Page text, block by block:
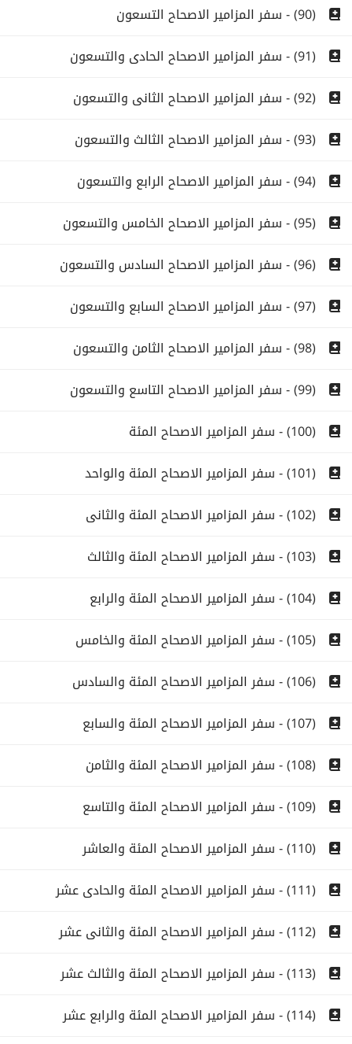
(90) - سفر المزامير الاصحاح التسعون
(91) - سفر المزامير الاصحاح الحادى والتسعون
(92) - سفر المزامير الاصحاح الثانى والتسعون
(93) - سفر المزامير الاصحاح الثالث والتسعون
(94) - سفر المزامير الاصحاح الرابع والتسعون
(95) - سفر المزامير الاصحاح الخامس والتسعون
(96) - سفر المزامير الاصحاح السادس والتسعون
(97) - سفر المزامير الاصحاح السابع والتسعون
(98) - سفر المزامير الاصحاح الثامن والتسعون
(99) - سفر المزامير الاصحاح التاسع والتسعون
(100) - سفر المزامير الاصحاح المئة
(101) - سفر المزامير الاصحاح المئة والواحد
(102) - سفر المزامير الاصحاح المئة والثانى
(103) - سفر المزامير الاصحاح المئة والثالث
(104) - سفر المزامير الاصحاح المئة والرابع
(105) - سفر المزامير الاصحاح المئة والخامس
(106) - سفر المزامير الاصحاح المئة والسادس
(107) - سفر المزامير الاصحاح المئة والسابع
(108) - سفر المزامير الاصحاح المئة والثامن
(109) - سفر المزامير الاصحاح المئة والتاسع
(110) - سفر المزامير الاصحاح المئة والعاشر
(111) - سفر المزامير الاصحاح المئة والحادى عشر
(112) - سفر المزامير الاصحاح المئة والثانى عشر
(113) - سفر المزامير الاصحاح المئة والثالث عشر
(114) - سفر المزامير الاصحاح المئة والرابع عشر